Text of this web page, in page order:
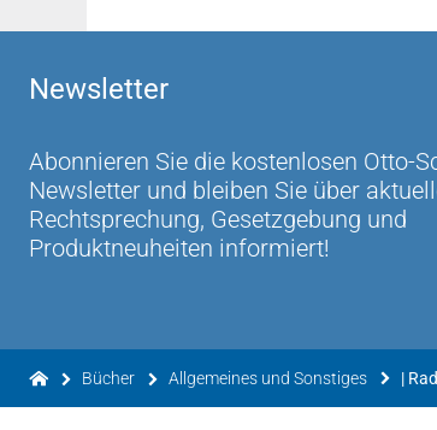
Newsletter
Abonnieren Sie die kostenlosen Otto-
Newsletter und bleiben Sie über
Rechtsprechung, Gesetzgebung und
Produktneuheiten informiert!
Bücher Allgemeines und Sonstiges |